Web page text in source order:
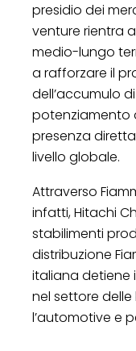
presidio dei
venture rientra
medio-lungo
a rafforzare il
dell’accumulo
potenziamento
presenza
livello globale.
Attraverso
infatti, Hitachi
stabilimenti
distribuzione
italiana
nel settore
l’automotive e